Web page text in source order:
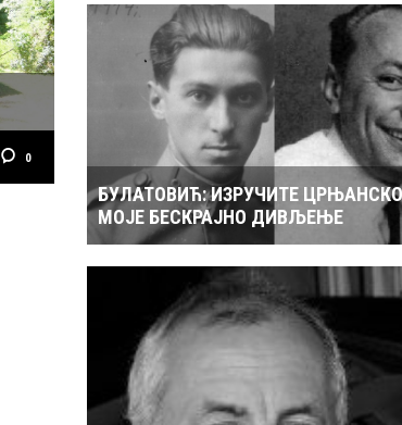
0
БУЛАТОВИЋ: ИЗРУЧИТЕ
МОЈЕ БЕСКРАЈНО ДИВЉЕЊЕ